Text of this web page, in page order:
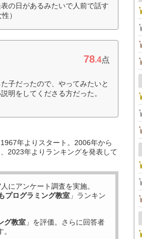
の日があるみたいで人前で話す
）
78.4点
子だったので、やってみたいと
明をしてくださる方だった。
年よりスタート。2006年から
2023年よりランキングを発表して
人にアンケート調査を実施。
プログラミング教室 」ランキン
グ教室 」を評価。さらに回答者